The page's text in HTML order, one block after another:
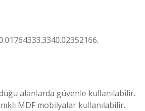
alanlarda güvenle kullanılabilir.
MDF mobilyalar kullanılabilir.